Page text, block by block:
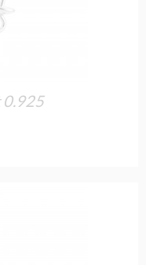
0.925